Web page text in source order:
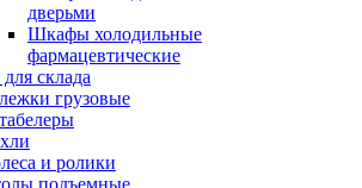
дверьми
Шкафы холодильные
фармацевтические
склада
грузовые
и ролики
подъемные